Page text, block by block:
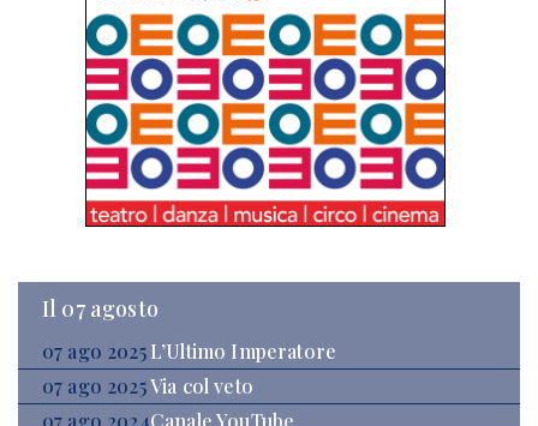
Il 07 agosto
07 ago 2025 L’Ultimo Imperatore
07 ago 2025Via col veto
07 ago 2024Canale YouTube